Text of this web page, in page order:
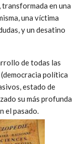
transformada en una
una víctima
y un desatino
de todas las
política
estado de
su más profunda
el pasado.